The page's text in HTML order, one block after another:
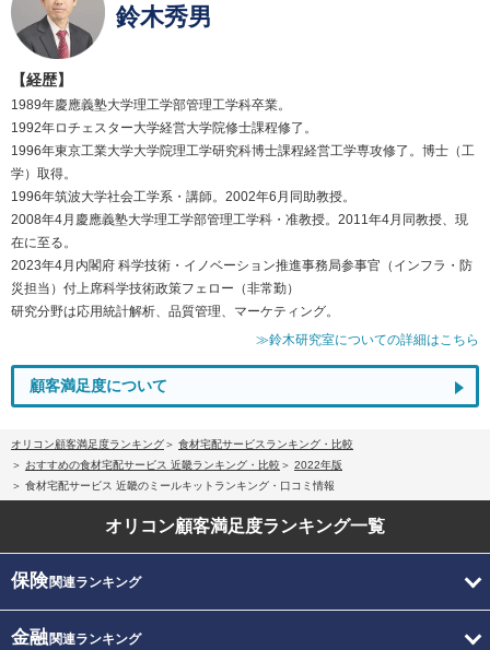
鈴木秀男
【経歴】
1989年慶應義塾大学理工学部管理工学科卒業。
1992年ロチェスター大学経営大学院修士課程修了。
1996年東京工業大学大学院理工学研究科博士課程経営工学専攻修了。博士（工
学）取得。
1996年筑波大学社会工学系・講師。2002年6月同助教授。
2008年4月慶應義塾大学理工学部管理工学科・准教授。2011年4月同教授、現
在に至る。
2023年4月内閣府 科学技術・イノベーション推進事務局参事官（インフラ・防
災担当）付上席科学技術政策フェロー（非常勤）
研究分野は応用統計解析、品質管理、マーケティング。
≫鈴木研究室についての詳細はこちら
顧客満足度について
オリコン顧客満足度ランキング
食材宅配サービスランキング・比較
おすすめの食材宅配サービス 近畿ランキング・比較
2022年版
食材宅配サービス 近畿のミールキットランキング・口コミ情報
オリコン顧客満足度ランキング一覧
保険関連ランキング
金融関連ランキング